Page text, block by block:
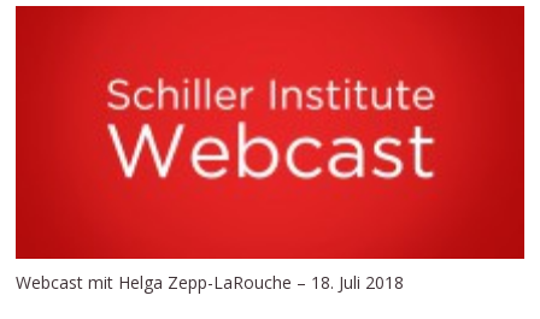
Webcast mit Helga Zepp-LaRouche – 18. Juli 2018